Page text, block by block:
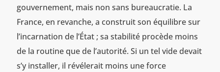
gouvernement, mais non sans bureaucratie. La
France, en revanche, a construit son équilibre sur
l’incarnation de l’État ; sa stabilité procède moins
de la routine que de l’autorité. Si un tel vide devait
s’y installer, il révélerait moins une force